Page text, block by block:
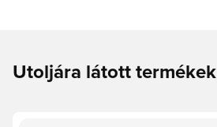
Utoljára látott termékek